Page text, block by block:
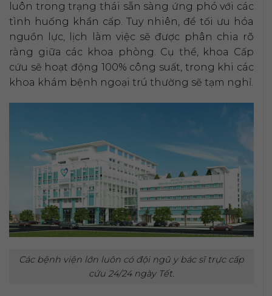
luôn trong trạng thái sẵn sàng ứng phó với các
tình huống khẩn cấp. Tuy nhiên, để tối ưu hóa
nguồn lực, lịch làm việc sẽ được phân chia rõ
ràng giữa các khoa phòng. Cụ thể, khoa Cấp
cứu sẽ hoạt động 100% công suất, trong khi các
khoa khám bệnh ngoại trú thường sẽ tạm nghỉ.
Các bệnh viện lớn luôn có đội ngũ y bác sĩ trực cấp
cứu 24/24 ngày Tết.